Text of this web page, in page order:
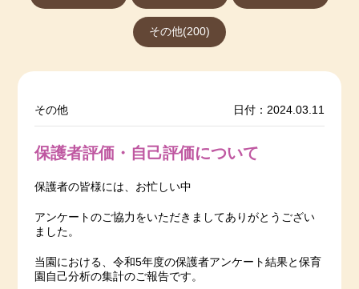
その他(200)
その他 日付：2024.03.11
保護者評価・自己評価について
保護者の皆様には、お忙しい中
アンケートのご協力をいただきましてありがとうござい
ました。
当園における、令和5年度の保護者アンケート結果と保育
園自己分析の集計のご報告です。